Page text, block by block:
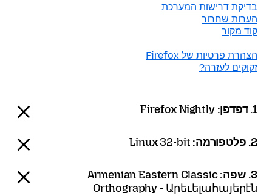
בדיקת דרישות המערכת
הערות שחרור
קוד מקור
הצהרת פרטיות של Firefox
זקוקים לעזרה?
1. דפדפן: Firefox Nightly
2. פלטפורמה: Linux 32-bit
3. שפה:
Armenian Eastern Classic
Orthography - Արեւելահայերէն